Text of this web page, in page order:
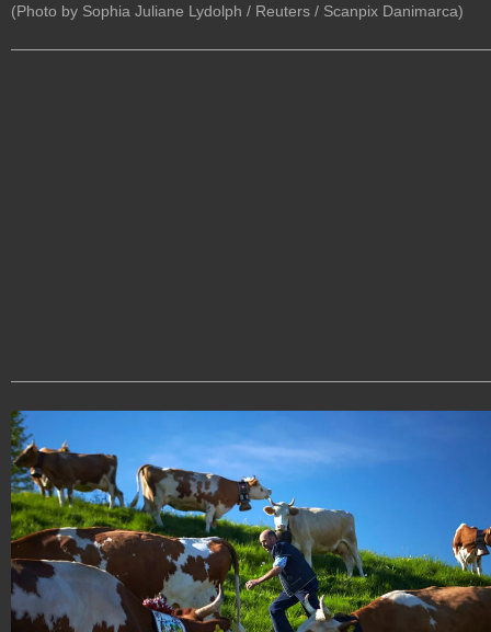
(Photo by Sophia Juliane Lydolph / Reuters / Scanpix Danimarca)